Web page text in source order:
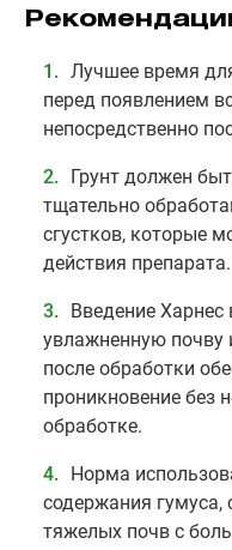
Лучшее время
перед появлением
непосредственно
Грунт должен
тщательно
сгустков, которые
действия препарата.
Введение
увлажненную почву
после обработки
проникновение без
обработке.
Норма
содержания
тяжелых почв с